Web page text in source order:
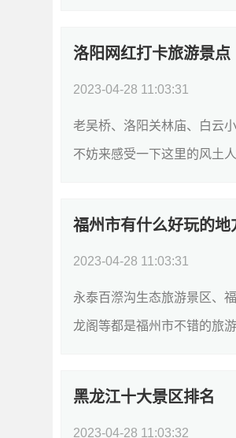
洛阳网红打卡旅游景点
2023-04-28 11:03:31
老吴桥、洛阳关林庙、白云
不妨来感受一下这里的风土
福州市有什么好玩的地
2023-04-28 11:03:31
永泰百漈沟生态旅游景区、
龙阁等都是福州市不错的旅
黑龙江十大景区排名
2023-04-28 11:03:32